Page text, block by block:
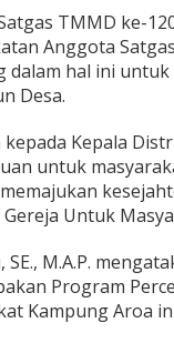
TMMD ke-
Anggota
hal ini
Desa.
Kepala
untuk
Untuk
M.A.P.
Program
Kampung Aroa